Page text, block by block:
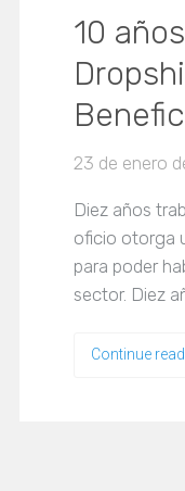
10
23 de enero
Diez años
oficio otorga
para poder
sector. Diez
Continue